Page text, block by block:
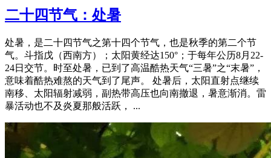
二十四节气：处暑
处暑，是二十四节气之第十四个节气，也是秋季的第二个节
气。斗指戊（西南方）；太阳黄经达150°；于每年公历8月22-
24日交节。时至处暑，已到了高温酷热天气“三暑”之“末暑”，
意味着酷热难熬的天气到了尾声。 处暑后，太阳直射点继续
南移、太阳辐射减弱，副热带高压也向南撤退，暑意渐消。雷
暴活动也不及炎夏那般活跃， ...